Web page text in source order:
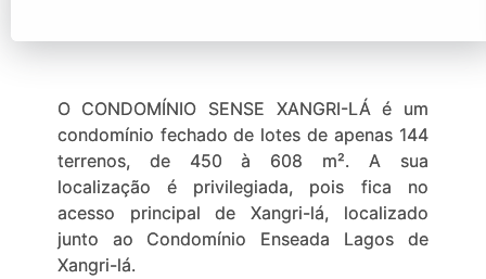
O CONDOMÍNIO SENSE XANGRI-LÁ é um
condomínio fechado de lotes de apenas 144
terrenos, de 450 à 608 m². A sua
localização é privilegiada, pois fica no
acesso principal de Xangri-lá, localizado
junto ao Condomínio Enseada Lagos de
Xangri-lá.